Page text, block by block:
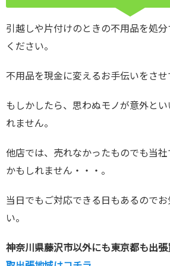
引越しや片付けのときの不用品を処
ください。
不用品を現金に変えるお手伝いをさせ
もしかしたら、思わぬモノが意外と
れません。
他店では、売れなかったものでも当
かもしれません・・・。
当日でもご対応できる日もあるので
い。
神奈川県藤沢市以外にも東京都も出張